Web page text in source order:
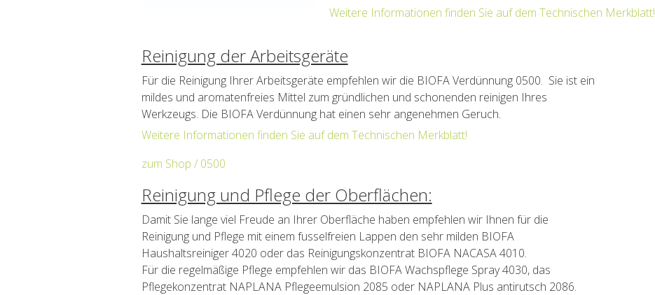
Weitere Informationen finden Sie auf dem Technischen Merkblatt!
Reinigung der Arbeitsgeräte
Für die Reinigung Ihrer Arbeitsgeräte empfehlen wir die BIOFA Verdünnung 0500. Sie ist ein
mildes und aromatenfreies Mittel zum gründlichen und schonenden reinigen Ihres
Werkzeugs. Die BIOFA Verdünnung hat einen sehr angenehmen Geruch.
Weitere Informationen finden Sie auf dem Technischen Merkblatt!
zum Shop / 0500
Reinigung und Pflege der Oberflächen:
Damit Sie lange viel Freude an Ihrer Oberfläche haben empfehlen wir Ihnen für die
Reinigung und Pflege mit einem fusselfreien Lappen den sehr milden BIOFA
Haushaltsreiniger 4020 oder das Reinigungskonzentrat BIOFA NACASA 4010.
Für die regelmäßige Pflege empfehlen wir das BIOFA Wachspflege Spray 4030, das
Pflegekonzentrat NAPLANA Pflegeemulsion 2085 oder NAPLANA Plus antirutsch 2086.